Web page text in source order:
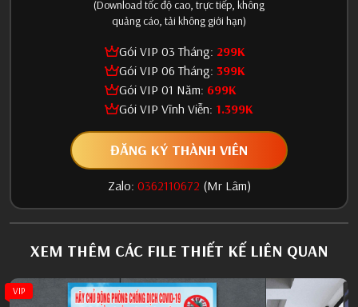
(Download tốc độ cao, trực tiếp, không
quảng cáo, tải không giới hạn)
Gói VIP 03 Tháng: 299K
Gói VIP 06 Tháng: 399K
Gói VIP 01 Năm: 699K
Gói VIP Vĩnh Viễn: 1.399K
ĐĂNG KÝ THÀNH VIÊN
Zalo: 0362110672 (Mr Lâm)
XEM THÊM CÁC FILE THIẾT KẾ LIÊN QUAN
VIP